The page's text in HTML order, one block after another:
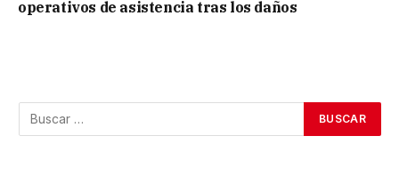
operativos de asistencia tras los daños